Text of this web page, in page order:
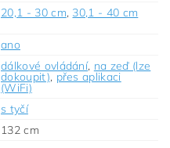
20,1 - 30 cm, 30,1 - 40 cm
ano
dálkové ovládání, na zeď (lze
dokoupit), přes aplikaci
(WiFi)
s tyčí
132 cm